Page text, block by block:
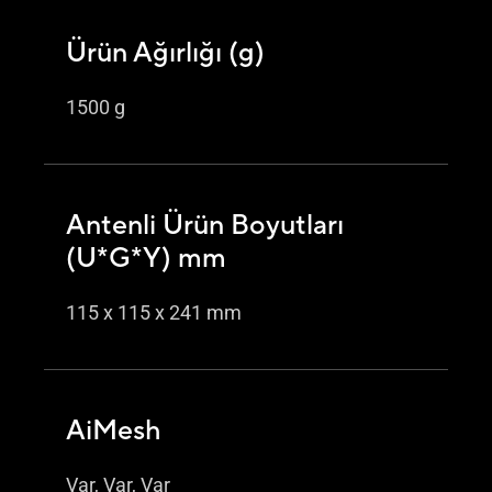
Ürün Ağırlığı (g)
1500 g
Antenli Ürün Boyutları
(U*G*Y) mm
115 x 115 x 241 mm
AiMesh
Var, Var, Var